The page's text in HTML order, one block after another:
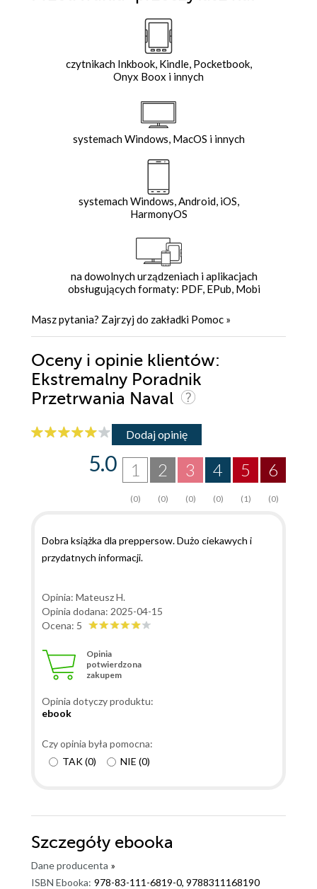
czytnikach Inkbook, Kindle, Pocketbook,
Onyx Boox i innych
systemach Windows, MacOS i innych
systemach Windows, Android, iOS,
HarmonyOS
na dowolnych urządzeniach i aplikacjach
obsługujących formaty: PDF, EPub, Mobi
Masz pytania? Zajrzyj do zakładki Pomoc »
Oceny i opinie klientów:
Ekstremalny Poradnik
Przetrwania Naval
Dodaj opinię
6
(0)
5
(1)
4
(0)
3
(0)
2
(0)
1
(0)
5.0
Dobra książka dla preppersow. Dużo ciekawych i
przydatnych informacji.
Opinia: Mateusz H.
Opinia dodana: 2025-04-15
Ocena: 5
Opinia
potwierdzona
zakupem
Opinia dotyczy produktu:
ebook
Czy opinia była pomocna:
TAK(0) NIE (0)
Szczegóły ebooka
Dane producenta »
ISBN Ebooka: 978-83-111-6819-0, 9788311168190